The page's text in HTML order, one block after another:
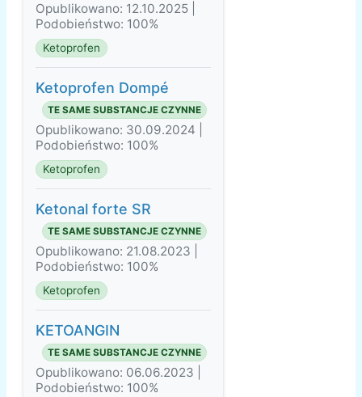
Opublikowano: 12.10.2025 |
Podobieństwo: 100%
Ketoprofen
Ketoprofen Dompé
TE SAME SUBSTANCJE CZYNNE
Opublikowano: 30.09.2024 |
Podobieństwo: 100%
Ketoprofen
Ketonal forte SR
TE SAME SUBSTANCJE CZYNNE
Opublikowano: 21.08.2023 |
Podobieństwo: 100%
Ketoprofen
KETOANGIN
TE SAME SUBSTANCJE CZYNNE
Opublikowano: 06.06.2023 |
Podobieństwo: 100%